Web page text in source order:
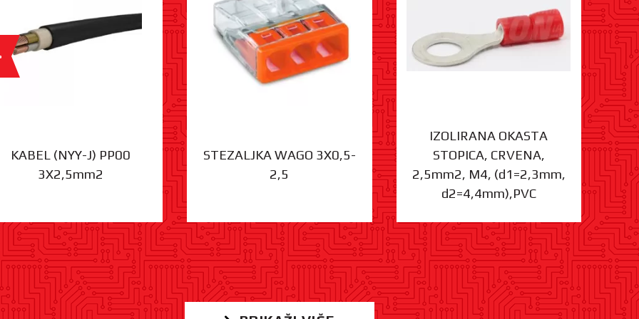
KABEL (NYY-J) PP00
3X2,5mm2
STEZALJKA WAGO 3X0,5-
2,5
IZOLIRANA OKASTA
STOPICA, CRVENA,
2,5mm2, M4, (d1=2,3mm,
d2=4,4mm),PVC